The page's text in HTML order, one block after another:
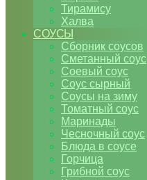
Тирамису
Халва
СОУСЫ
Сборник соусов
Сметанный соус
Соевый соус
Соус сырный
Соусы на зиму
Томатный соус
Маринады
Чесночный соус
Блюда в соусе
Горчица
Грибной соус